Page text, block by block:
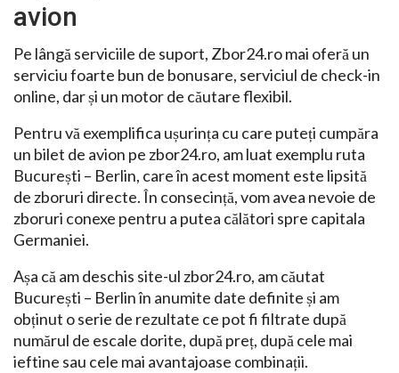
avion
Pe lângă serviciile de suport, Zbor24.ro mai oferă un
serviciu foarte bun de bonusare, serviciul de check-in
online, dar și un motor de căutare flexibil.
Pentru vă exemplifica ușurința cu care puteți cumpăra
un bilet de avion pe zbor24.ro, am luat exemplu ruta
București – Berlin, care în acest moment este lipsită
de zboruri directe. În consecință, vom avea nevoie de
zboruri conexe pentru a putea călători spre capitala
Germaniei.
Așa că am deschis site-ul zbor24.ro, am căutat
București – Berlin în anumite date definite și am
obținut o serie de rezultate ce pot fi filtrate după
numărul de escale dorite, după preț, după cele mai
ieftine sau cele mai avantajoase combinații.